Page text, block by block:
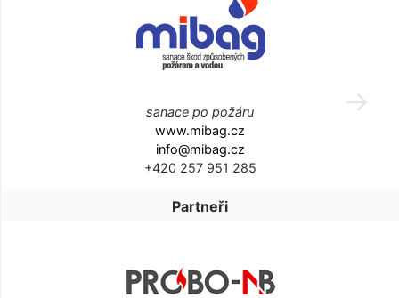
sanace po požáru
www.mibag.cz
info@mibag.cz
+420 257 951 285
Partneři